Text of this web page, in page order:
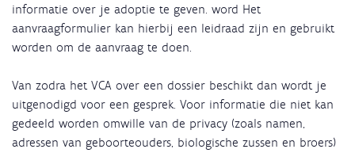
informatie over je adoptie te geven. word Het
aanvraagformulier kan hierbij een leidraad zijn en gebruikt
worden om de aanvraag te doen.
Van zodra het VCA over een dossier beschikt dan wordt je
uitgenodigd voor een gesprek. Voor informatie die niet kan
gedeeld worden omwille van de privacy (zoals namen,
adressen van geboorteouders, biologische zussen en broers)